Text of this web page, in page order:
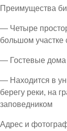
Преимущества
— Четыре
большом
— Гостевые дома
— Находится в
берегу реки, на
заповедником
Адрес и